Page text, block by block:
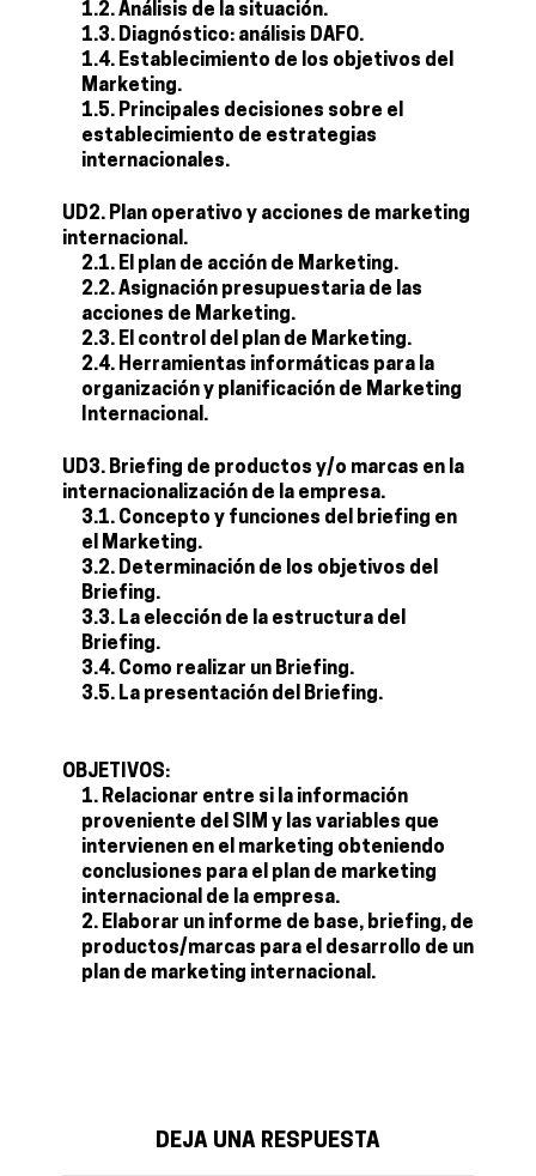
1.2. Análisis de la situación.
1.3. Diagnóstico: análisis DAFO.
1.4. Establecimiento de los objetivos del
Marketing.
1.5. Principales decisiones sobre el
establecimiento de estrategias
internacionales.
UD2. Plan operativo y acciones de marketing
internacional.
2.1. El plan de acción de Marketing.
2.2. Asignación presupuestaria de las
acciones de Marketing.
2.3. El control del plan de Marketing.
2.4. Herramientas informáticas para la
organización y planificación de Marketing
Internacional.
UD3. Briefing de productos y/o marcas en la
internacionalización de la empresa.
3.1. Concepto y funciones del briefing en
el Marketing.
3.2. Determinación de los objetivos del
Briefing.
3.3. La elección de la estructura del
Briefing.
3.4. Como realizar un Briefing.
3.5. La presentación del Briefing.
OBJETIVOS:
Relacionar entre si la información
proveniente del SIM y las variables que
intervienen en el marketing obteniendo
conclusiones para el plan de marketing
internacional de la empresa.
Elaborar un informe de base, briefing, de
productos/marcas para el desarrollo de un
plan de marketing internacional.
DEJA UNA RESPUESTA